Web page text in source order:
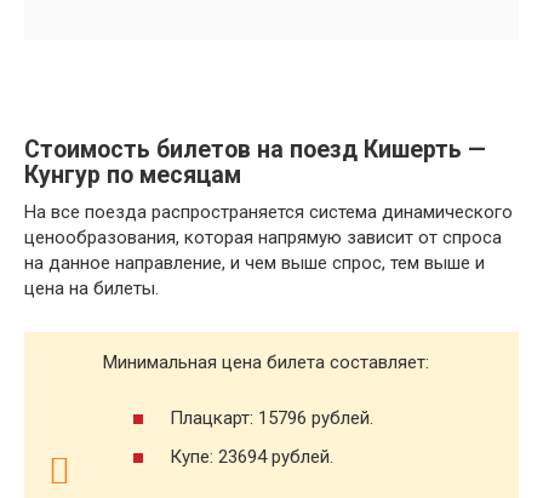
Стоимость билетов на поезд Кишерть —
Кунгур по месяцам
На все поезда распространяется система динамического
ценообразования, которая напрямую зависит от спроса
на данное направление, и чем выше спрос, тем выше и
цена на билеты.
Минимальная цена билета составляет:
Плацкарт: 15796 рублей.
Купе: 23694 рублей.